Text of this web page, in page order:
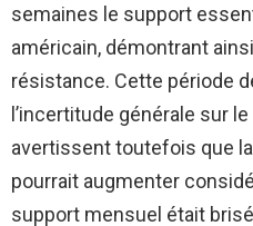
semaines le support
américain, démontrant
résistance. Cette période
l’incertitude générale sur
avertissent toutefois que
pourrait augmenter
support mensuel était